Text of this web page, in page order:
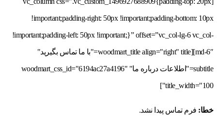
!important;padding-right: 50px !important;padding-bottom: 10px
!important;padding-left: 50px !important;}” offset=”vc_col-lg-6 vc_col-
md-6″][woodmart_title align="right" title="با ما تماس بگیرید"
subtitle="اطلاعات درباره ما" woodmart_css_id="6194ac27a4196"
title_width="100"]
خطا: فرم تماس پیدا نشد.